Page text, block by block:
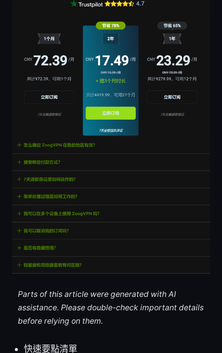
Parts of this article were generated with AI
assistance. Please double-check important details
before relying on them.
快速要點清單